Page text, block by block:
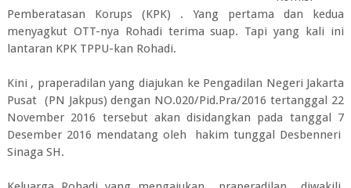
Pemberatasan Korups (KPK) . Yang pertama dan kedua
menyagkut OTT-nya Rohadi terima suap. Tapi yang kali ini
lantaran KPK TPPU-kan Rohadi.
Kini , praperadilan yang diajukan ke Pengadilan Negeri Jakarta
Pusat (PN Jakpus) dengan NO.020/Pid.Pra/2016 tertanggal 22
November 2016 tersebut akan disidangkan pada tanggal 7
Desember 2016 mendatang oleh hakim tunggal Desbenneri
Sinaga SH.